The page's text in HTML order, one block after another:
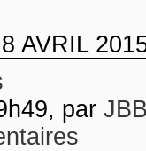
8 AVRIL
par